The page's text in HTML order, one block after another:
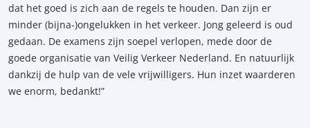
dat het goed is zich aan de regels te houden. Dan zijn er
minder (bijna-)ongelukken in het verkeer. Jong geleerd is oud
gedaan. De examens zijn soepel verlopen, mede door de
goede organisatie van Veilig Verkeer Nederland. En natuurlijk
dankzij de hulp van de vele vrijwilligers. Hun inzet waarderen
we enorm, bedankt!”